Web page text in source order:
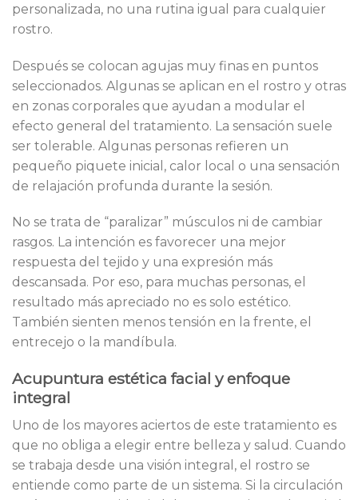
personalizada, no una rutina igual para cualquier
rostro.
Después se colocan agujas muy finas en puntos
seleccionados. Algunas se aplican en el rostro y otras
en zonas corporales que ayudan a modular el
efecto general del tratamiento. La sensación suele
ser tolerable. Algunas personas refieren un
pequeño piquete inicial, calor local o una sensación
de relajación profunda durante la sesión.
No se trata de “paralizar” músculos ni de cambiar
rasgos. La intención es favorecer una mejor
respuesta del tejido y una expresión más
descansada. Por eso, para muchas personas, el
resultado más apreciado no es solo estético.
También sienten menos tensión en la frente, el
entrecejo o la mandíbula.
Acupuntura estética facial y enfoque
integral
Uno de los mayores aciertos de este tratamiento es
que no obliga a elegir entre belleza y salud. Cuando
se trabaja desde una visión integral, el rostro se
entiende como parte de un sistema. Si la circulación